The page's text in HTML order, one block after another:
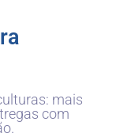
mais
com